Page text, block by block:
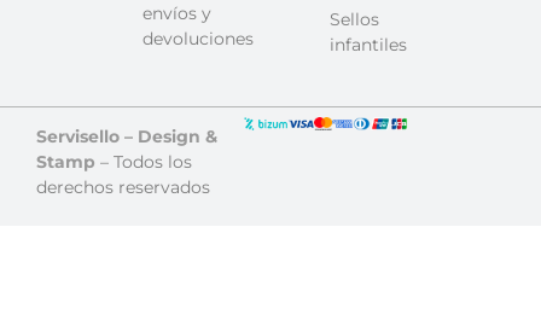
envíos y
devoluciones
Sellos
infantiles
Servisello – Design &
Stamp – Todos los
derechos reservados